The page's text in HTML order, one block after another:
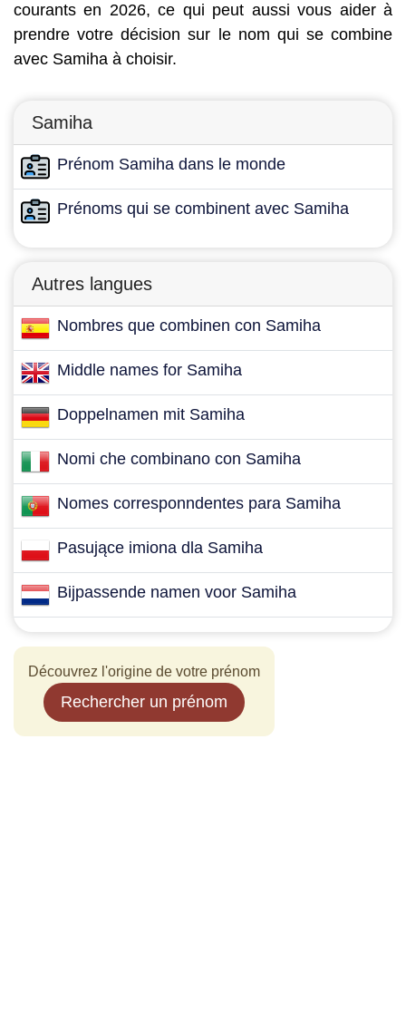
courants en 2026, ce qui peut aussi vous aider à
prendre votre décision sur le nom qui se combine
avec Samiha à choisir.
Samiha
Prénom Samiha dans le monde
Prénoms qui se combinent avec Samiha
Autres langues
Nombres que combinen con Samiha
Middle names for Samiha
Doppelnamen mit Samiha
Nomi che combinano con Samiha
Nomes corresponndentes para Samiha
Pasujące imiona dla Samiha
Bijpassende namen voor Samiha
Découvrez l'origine de votre prénom
Rechercher un prénom